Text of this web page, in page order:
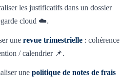
les justificatifs dans un dossier
cloud ☁️.
une revue trimestrielle : cohérence
/ calendrier 📌.
une politique de notes de frais